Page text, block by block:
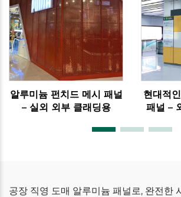
알루미늄 펀치드 메시 패널
– 실외 외부 클래딩용
현대적
패널 –
공장 직영 도매 알루미늄 패널로, 완전한